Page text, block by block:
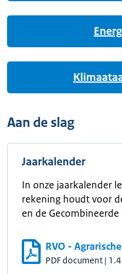
Aan de slag
Jaarkalender
In onze jaarkalender
rekening houdt voor
en de Gecombineerde
RVO -
PDF document |